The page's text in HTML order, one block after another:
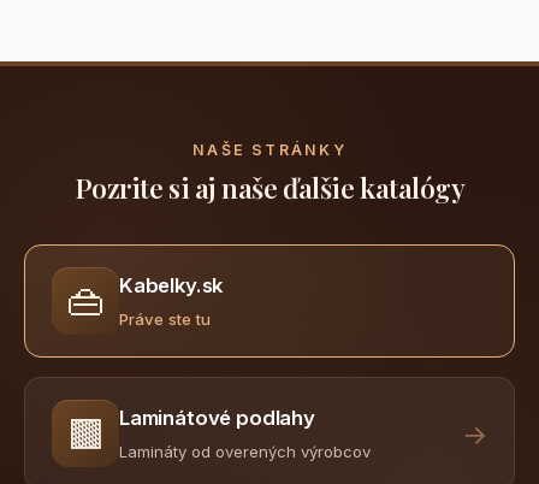
NAŠE STRÁNKY
Pozrite si aj naše ďalšie katalógy
👜 Kabelky.sk
Práve ste tu
🟫 Laminátové podlahy
Lamináty od overených výrobcov
→